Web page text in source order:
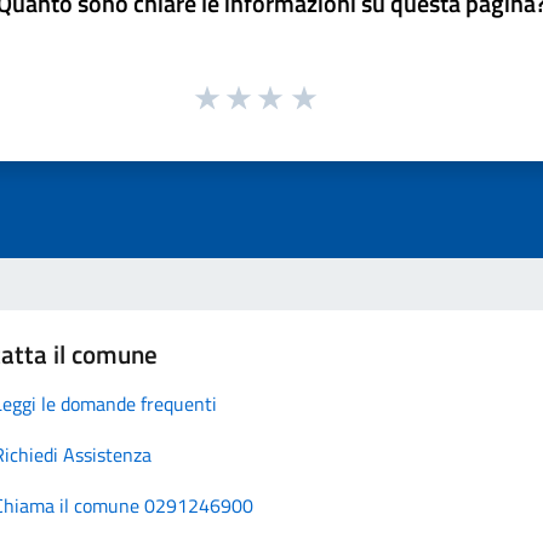
il comune
le domande frequenti
Assistenza
il comune 0291246900